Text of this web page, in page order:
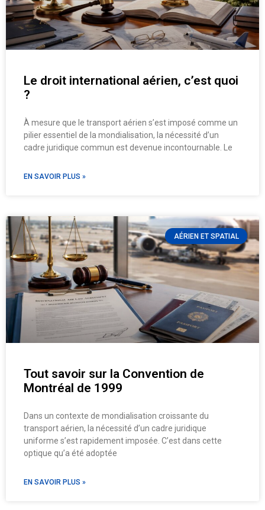
Le droit international aérien, c’est quoi
?
À mesure que le transport aérien s’est imposé comme un
pilier essentiel de la mondialisation, la nécessité d’un
cadre juridique commun est devenue incontournable. Le
EN SAVOIR PLUS »
AÉRIEN ET SPATIAL
Tout savoir sur la Convention de
Montréal de 1999
Dans un contexte de mondialisation croissante du
transport aérien, la nécessité d’un cadre juridique
uniforme s’est rapidement imposée. C’est dans cette
optique qu’a été adoptée
EN SAVOIR PLUS »